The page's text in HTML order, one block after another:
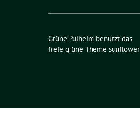
Grüne Pulheim benutzt das
freie grüne Theme sunflower